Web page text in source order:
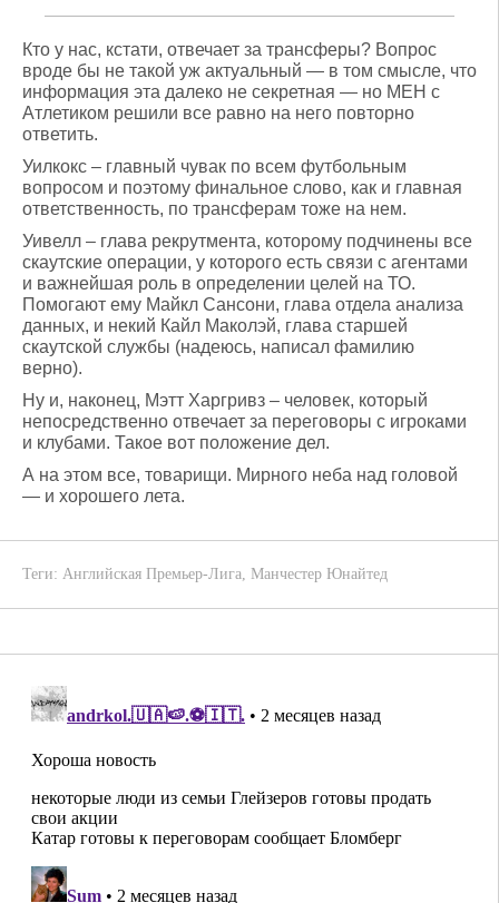
Кто у нас, кстати, отвечает за трансферы? Вопрос
вроде бы не такой уж актуальный — в том смысле, что
информация эта далеко не секретная — но МЕН с
Атлетиком решили все равно на него повторно
ответить.
Уилкокс – главный чувак по всем футбольным
вопросом и поэтому финальное слово, как и главная
ответственность, по трансферам тоже на нем.
Уивелл – глава рекрутмента, которому подчинены все
скаутские операции, у которого есть связи с агентами
и важнейшая роль в определении целей на ТО.
Помогают ему Майкл Сансони, глава отдела анализа
данных, и некий Кайл Маколэй, глава старшей
скаутской службы (надеюсь, написал фамилию
верно).
Ну и, наконец, Мэтт Харгривз – человек, который
непосредственно отвечает за переговоры с игроками
и клубами. Такое вот положение дел.
А на этом все, товарищи. Мирного неба над головой
— и хорошего лета.
Теги: Английская Премьер-Лига, Манчестер Юнайтед